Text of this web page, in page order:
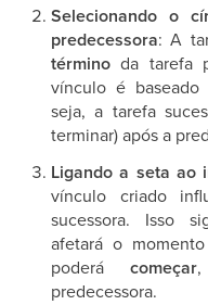
Selecionando o
predecessora: A
término da tarefa
vínculo é
seja, a tarefa
terminar) após a
Ligando a seta ao
vínculo criado
sucessora. Isso
afetará o
poderá começar
predecessora.